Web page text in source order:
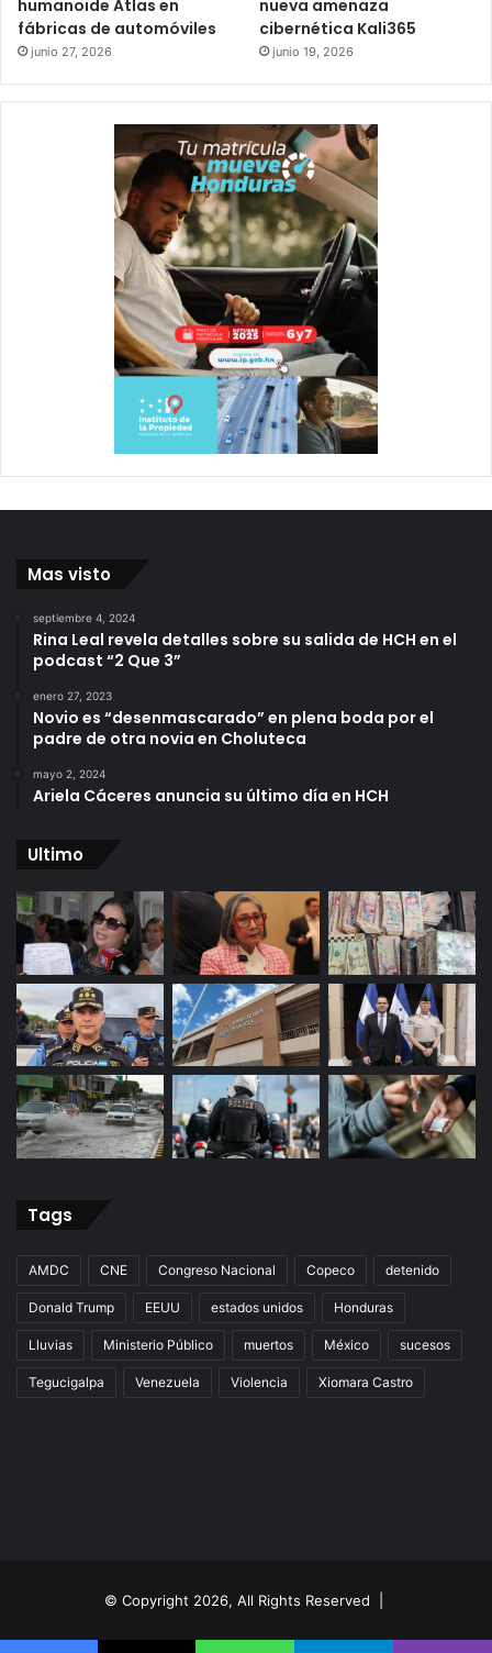
humanoide Atlas en
fábricas de automóviles
junio 27, 2026
nueva amenaza
cibernética Kali365
junio 19, 2026
Mas visto
septiembre 4, 2024
Rina Leal revela detalles sobre su salida de HCH en el
podcast “2 Que 3”
enero 27, 2023
Novio es “desenmascarado” en plena boda por el
padre de otra novia en Choluteca
mayo 2, 2024
Ariela Cáceres anuncia su último día en HCH
Ultimo
Tags
AMDC CNE Congreso Nacional Copeco detenido
Donald Trump EEUU estados unidos Honduras
Lluvias Ministerio Público muertos México sucesos
Tegucigalpa Venezuela Violencia Xiomara Castro
© Copyright 2026, All Rights Reserved |